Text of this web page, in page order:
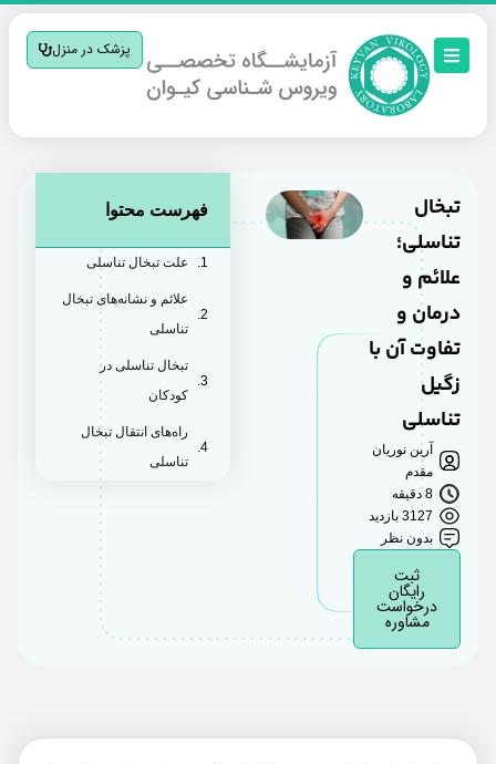
پزشک در منزل
تبخال
تناسلی؛
علائم و
درمان و
تفاوت آن با
زگیل
تناسلی
آرین نوریان
مقدم
8 دقیقه
3127 بازدید
بدون نظر
رایگان
درخواست
مشاوره
فهرست محتوا
علت تبخال تناسلی
علائم و نشانه‌های تبخال
تناسلی
تبخال تناسلی در
کودکان
راه‌های انتقال تبخال
تناسلی
راه‌های تشخیص تبخال
روش های درمان تبخال